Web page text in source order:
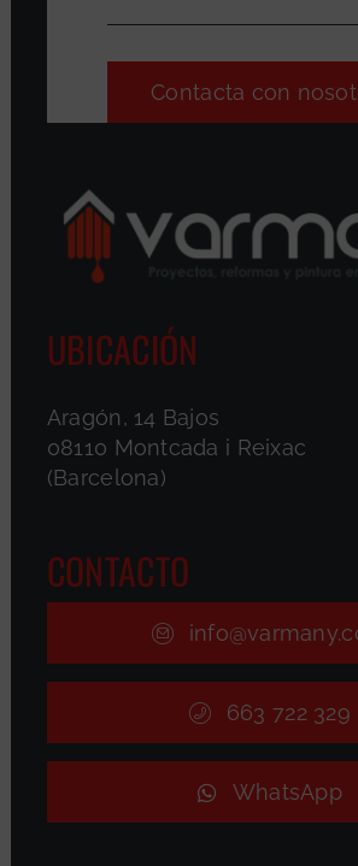
Contacta con
UBICACIÓN
Aragón, 14 Bajos
08110 Montcada i Reixac
(Barcelona)
CONTACTO
663 722 329
WhatsApp